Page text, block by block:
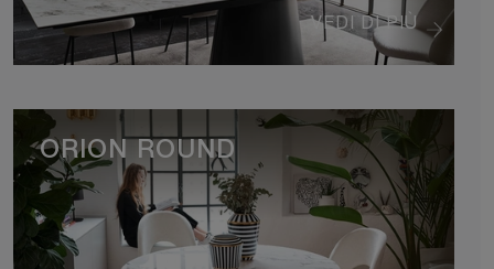
VEDI DI PIÙ
ORION ROUND